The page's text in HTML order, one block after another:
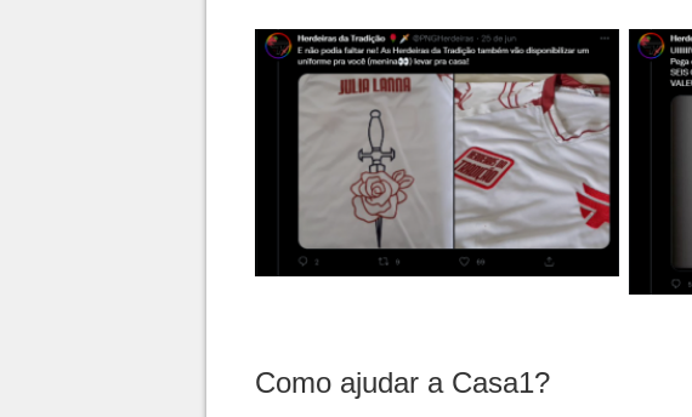
Como ajudar a Casa1?